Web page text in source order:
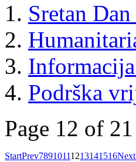
Sretan
Podrška
Page 12 of 21
StartPrev78910111213141516Next